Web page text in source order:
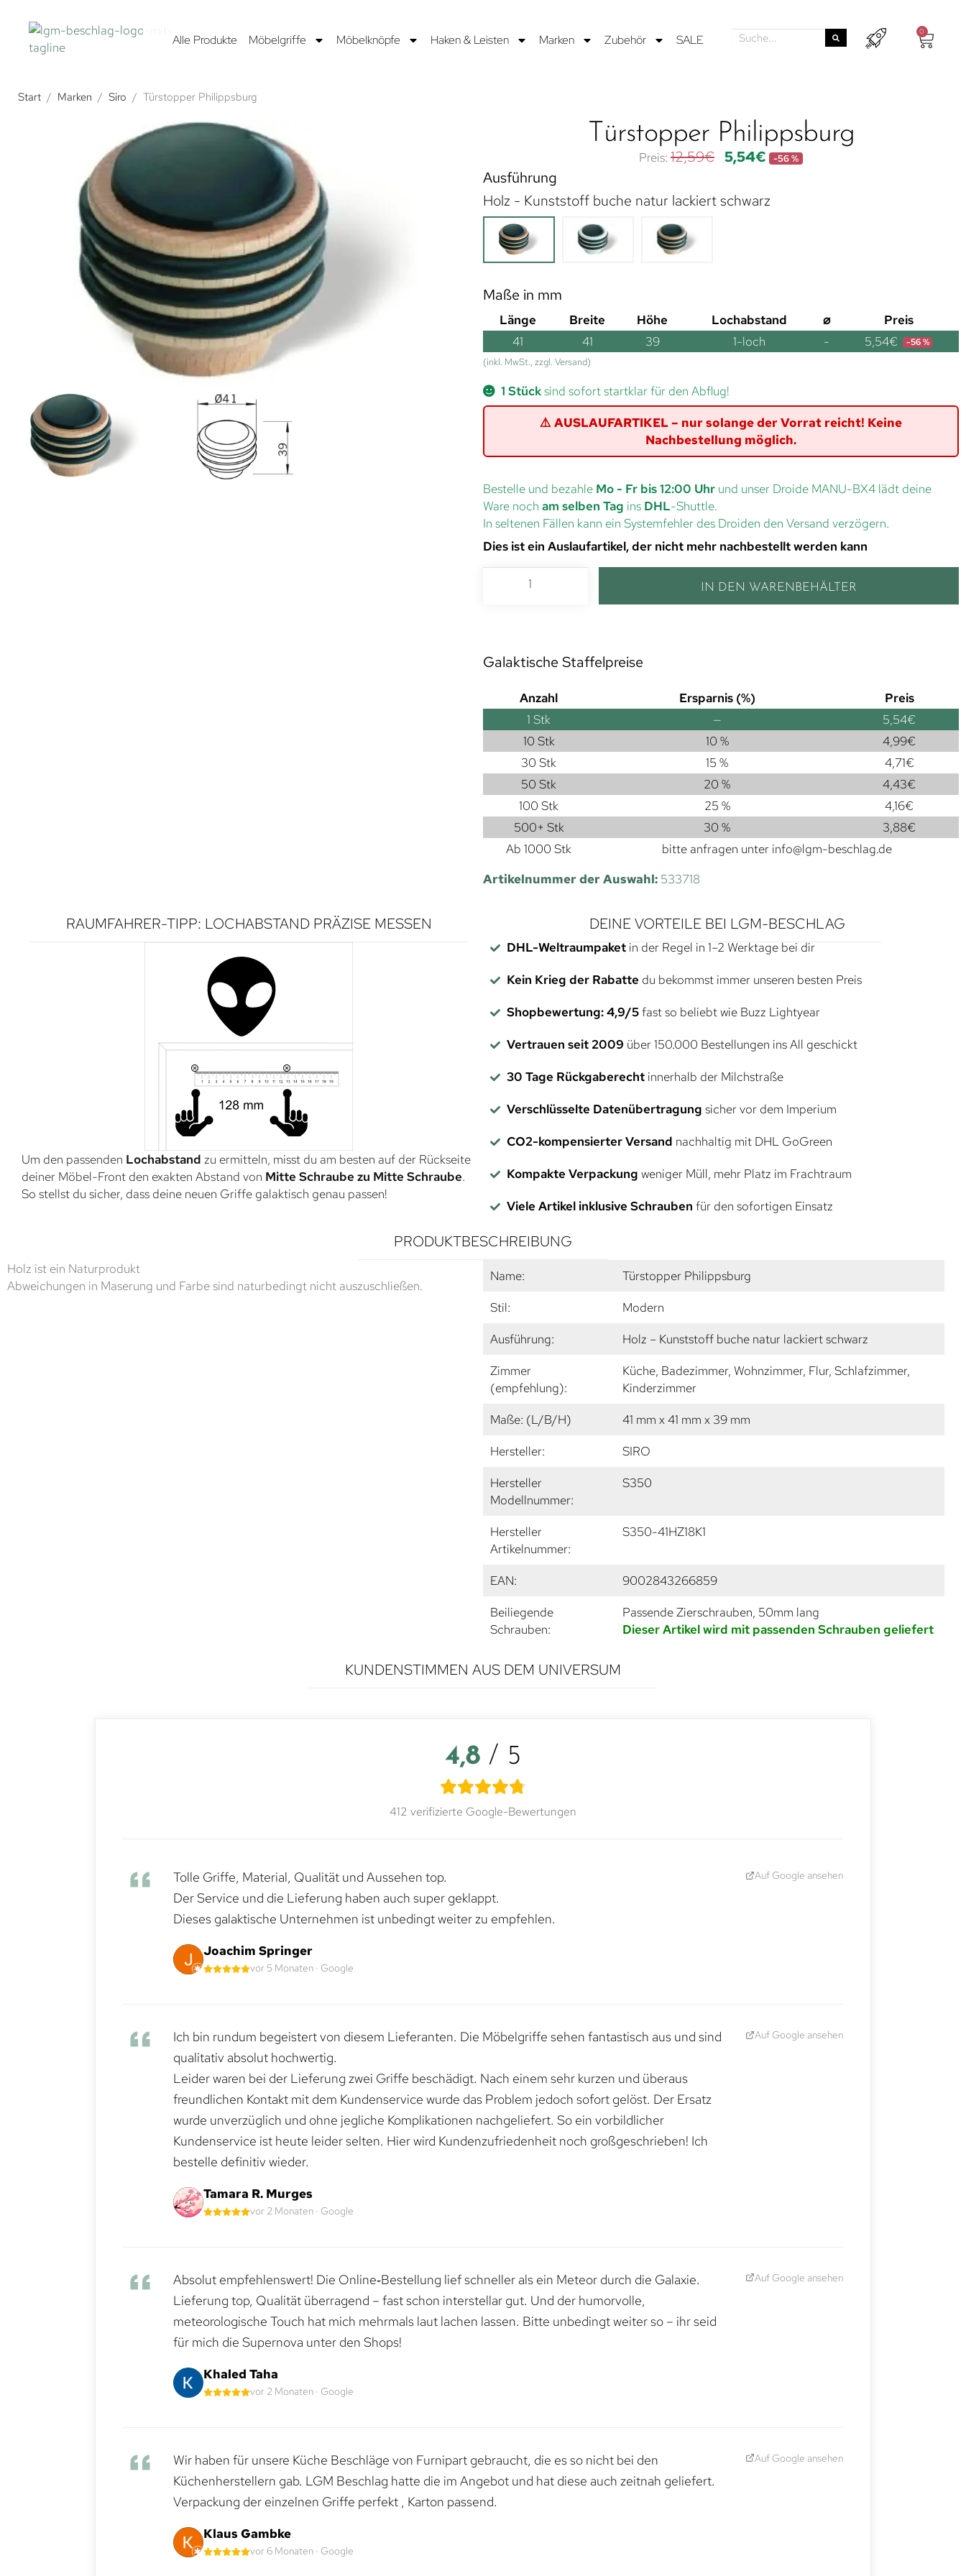
Alle Produkte Möbelgriffe Möbelknöpfe Haken & Leisten Marken Zubehör SALE
0
Start / Marken / Siro / Türstopper Philippsburg
Türstopper Philippsburg
12,59€ 5,54€ -56 %
Ausführung
Holz - Kunststoff buche natur lackiert schwarz
Maße in mm
Länge Breite Höhe Lochabstand ⌀
Preis
41
41 39 1-loch - 5,54€ -56 %
(inkl. MwSt., zzgl. Versand)
1 Stücksind sofort startklar für den Abflug!
⚠️ AUSLAUFARTIKEL – nur solange der Vorrat reicht! Keine
Nachbestellung möglich.
Bestelle und bezahle Mo - Fr bis 12:00 Uhr und unser Droide MANU-BX4 lädt deine
Ware noch am selben Tag ins DHL-Shuttle.
In seltenen Fällen kann ein Systemfehler des Droiden den Versand verzögern.
Dies ist ein Auslaufartikel, der nicht mehr nachbestellt werden kann
IN DEN WARENBEHÄLTER
Galaktische Staffelpreise
Anzahl Ersparnis (%)
Preis
1 Stk — 5,54€
10 Stk
10 % 4,99€
30 Stk
15 % 4,71€
50 Stk
20 % 4,43€
100 Stk
25 % 4,16€
500+ Stk
30 % 3,88€
Ab 1000 Stk
bitte anfragen unter info@lgm-beschlag.de
Artikelnummer der Auswahl: 533718
RAUMFAHRER-TIPP: LOCHABSTAND PRÄZISE MESSEN
Um den passenden Lochabstand zu ermitteln, misst du am besten auf der Rückseite
deiner Möbel-Front den exakten Abstand von Mitte Schraube zu Mitte Schraube.
So stellst du sicher, dass deine neuen Griffe galaktisch genau passen!
DEINE VORTEILE BEI LGM-BESCHLAG
DHL-Weltraumpaketin der Regel in 1–2 Werktage bei dir
Kein Krieg der Rabatte du bekommst immer unseren besten Preis
Shopbewertung: 4,9/5fast so beliebt wie Buzz Lightyear
Vertrauen seit 2009 über 150.000 Bestellungen ins All geschickt
30 Tage Rückgaberechtinnerhalb der Milchstraße
Verschlüsselte Datenübertragung sicher vor dem Imperium
CO2-kompensierter Versand nachhaltig mit DHL GoGreen
Kompakte Verpackung weniger Müll, mehr Platz im Frachtraum
Viele Artikel inklusive Schrauben für den sofortigen Einsatz
PRODUKTBESCHREIBUNG
Holz ist ein Naturprodukt
Abweichungen in Maserung und Farbe sind naturbedingt nicht auszuschließen.
Name:
Türstopper Philippsburg
Stil:
Modern
Ausführung:
Holz – Kunststoff buche natur lackiert schwarz
Zimmer
(empfehlung):
Küche, Badezimmer, Wohnzimmer, Flur, Schlafzimmer,
Kinderzimmer
Maße: (L/B/H)
41 mm x 41 mm x 39 mm
Hersteller:
SIRO
Hersteller
Modellnummer:
S350
Hersteller
Artikelnummer:
S350-41HZ18K1
EAN:
9002843266859
Beiliegende
Schrauben:
Passende Zierschrauben, 50mm lang
Dieser Artikel wird mit passenden Schrauben geliefert
KUNDENSTIMMEN AUS DEM UNIVERSUM
4,8 / 5
412 verifizierte Google-Bewertungen
Tolle Griffe, Material, Qualität und Aussehen top.
Der Service und die Lieferung haben auch super geklappt.
Dieses galaktische Unternehmen ist unbedingt weiter zu empfehlen.
Joachim Springer
vor 5 Monaten · Google
Auf Google ansehen
Ich bin rundum begeistert von diesem Lieferanten. Die Möbelgriffe sehen fantastisch aus und sind
qualitativ absolut hochwertig.
Leider waren bei der Lieferung zwei Griffe beschädigt. Nach einem sehr kurzen und überaus
freundlichen Kontakt mit dem Kundenservice wurde das Problem jedoch sofort gelöst. Der Ersatz
wurde unverzüglich und ohne jegliche Komplikationen nachgeliefert. So ein vorbildlicher
Kundenservice ist heute leider selten. Hier wird Kundenzufriedenheit noch großgeschrieben! Ich
bestelle definitiv wieder.
Tamara R. Murges
vor 2 Monaten · Google
Auf Google ansehen
Absolut empfehlenswert! Die Online‑Bestellung lief schneller als ein Meteor durch die Galaxie.
Lieferung top, Qualität überragend – fast schon interstellar gut. Und der humorvolle,
meteorologische Touch hat mich mehrmals laut lachen lassen. Bitte unbedingt weiter so – ihr seid
für mich die Supernova unter den Shops!
Khaled Taha
vor 2 Monaten · Google
Auf Google ansehen
Wir haben für unsere Küche Beschläge von Furnipart gebraucht, die es so nicht bei den
Küchenherstellern gab. LGM Beschlag hatte die im Angebot und hat diese auch zeitnah geliefert.
Verpackung der einzelnen Griffe perfekt , Karton passend.
Klaus Gambke
vor 6 Monaten · Google
Auf Google ansehen